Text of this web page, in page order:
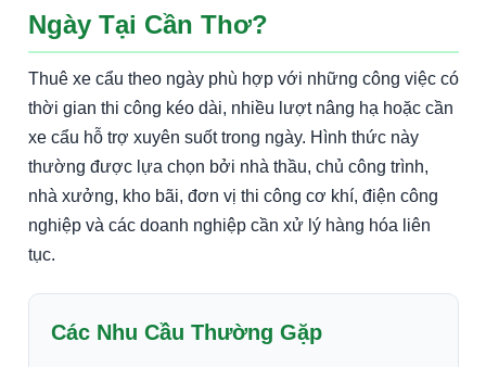
Ngày Tại Cần Thơ?
Thuê xe cẩu theo ngày phù hợp với những công việc có
thời gian thi công kéo dài, nhiều lượt nâng hạ hoặc cần
xe cẩu hỗ trợ xuyên suốt trong ngày. Hình thức này
thường được lựa chọn bởi nhà thầu, chủ công trình,
nhà xưởng, kho bãi, đơn vị thi công cơ khí, điện công
nghiệp và các doanh nghiệp cần xử lý hàng hóa liên
tục.
Các Nhu Cầu Thường Gặp